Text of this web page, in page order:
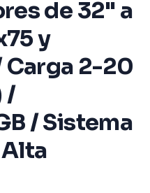
de 32" a
y
Carga 2-20
/
/ Sistema